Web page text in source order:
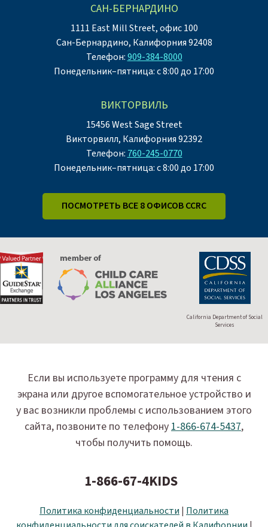
САН-БЕРНАРДИНО
1111 East Mill Street, офис 100
Сан-Бернардино, Калифорния 92408
Телефон:909-384-8000
Понедельник–пятница: с 8:00 до 17:00
ВИКТОРВИЛЬ
15456 West Sage Street
Викторвилл, Калифорния 92392
Телефон: 760-245-0770
Понедельник–пятница: с 8:00 до 17:00
ПОСМОТРЕТЬ ВСЕ 8 ОФИСОВ CCRC
California Department of Social
Services
Если вы используете программу для чтения с
экрана или другое вспомогательное устройство и
у вас возникли проблемы с использованием этого
сайта, позвоните по телефону1-866-674-5437,
чтобы получить помощь.
1-866-67-4KIDS
Политика конфиденциальности | Политика